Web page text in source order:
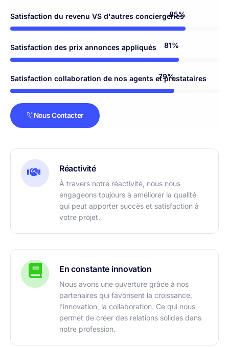
Réactivité
À travers notre réactivité, nous nous
engageons toujours à améliorer la qualité
qui peut apporter succès et satisfaction à
votre projet.
En constante innovation
Nous avons une ouverture grâce à nos
partenaires qui favorisent la croissance,
l’innovation, la collaboration. Ce qui nous
permet de créer des relations solides dans
notre profession.
Satisfaction du revenu VS d'autres conciergeries
Satisfaction des prix annonces appliqués
Satisfaction collaboration de nos agents et prestataires
92%
Nous Contacter